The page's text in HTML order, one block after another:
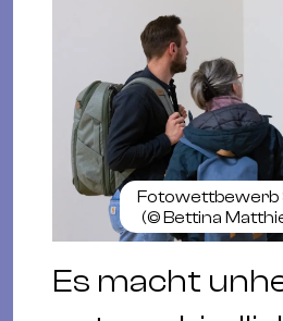
Fotowettbewerb
(©Bettina
Es macht